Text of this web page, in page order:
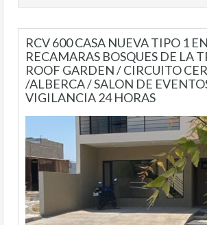
RCV 600 CASA NUEVA TIPO 1
RECAMARAS BOSQUES DE LA
ROOF GARDEN / CIRCUITO
/ALBERCA / SALON DE
VIGILANCIA 24 HORAS